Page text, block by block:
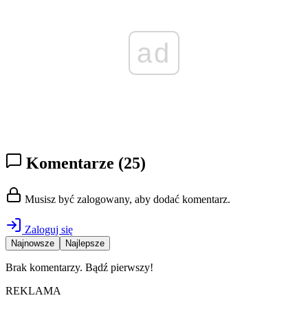
ad
Komentarze (25)
Musisz być zalogowany, aby dodać komentarz.
Zaloguj się
Najnowsze Najlepsze
Brak komentarzy. Bądź pierwszy!
REKLAMA